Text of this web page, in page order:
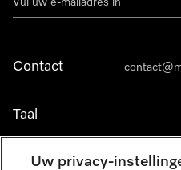
Contact
Taal
NEDERLANDS
Uw privacy-